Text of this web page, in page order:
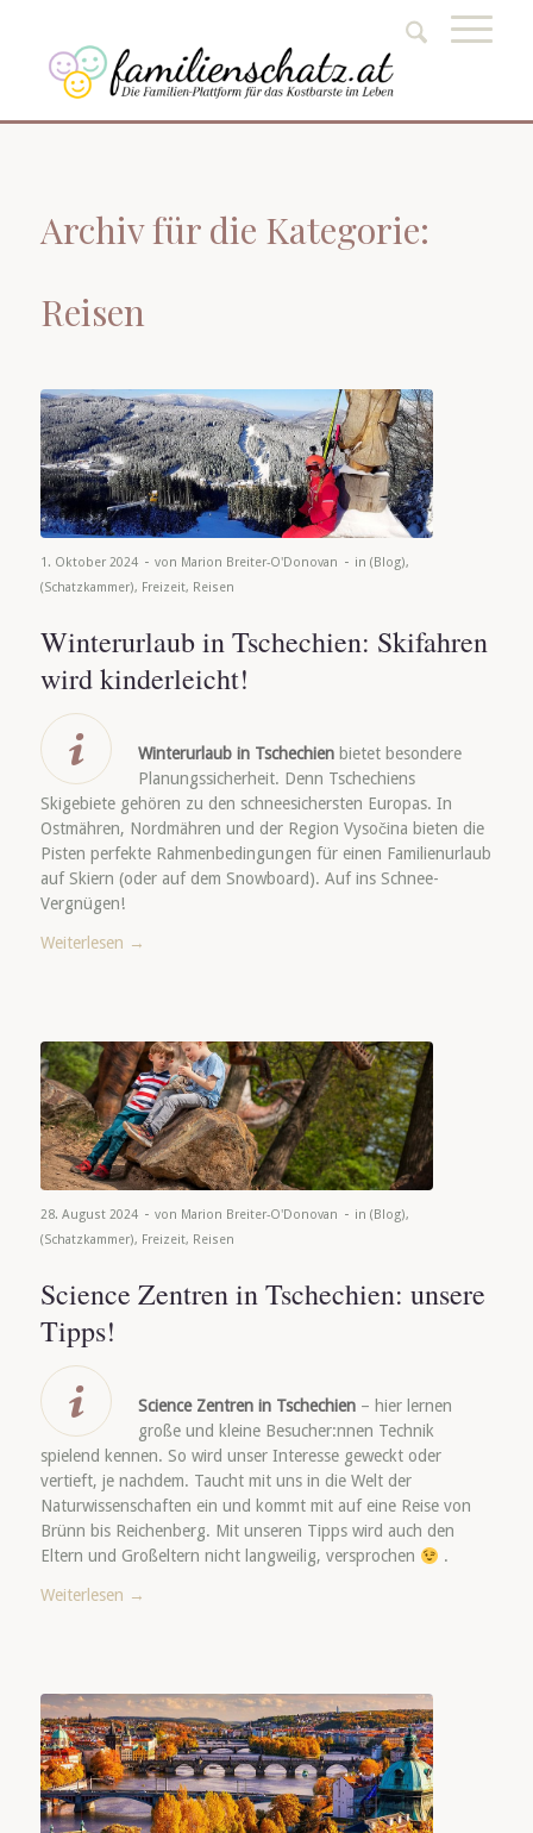
Archiv für die Kategorie:
Reisen
1. Oktober 2024 - von Marion Breiter-O'Donovan - in (Blog),
(Schatzkammer), Freizeit, Reisen
Winterurlaub in Tschechien: Skifahren
wird kinderleicht!
Winterurlaub in Tschechien bietet besondere
Planungssicherheit. Denn Tschechiens
Skigebiete gehören zu den schneesichersten Europas. In
Ostmähren, Nordmähren und der Region Vysočina bieten die
Pisten perfekte Rahmenbedingungen für einen Familienurlaub
auf Skiern (oder auf dem Snowboard). Auf ins Schnee-
Vergnügen!
Weiterlesen →
28. August 2024 - von Marion Breiter-O'Donovan - in (Blog),
(Schatzkammer), Freizeit, Reisen
Science Zentren in Tschechien: unsere
Tipps!
Science Zentren in Tschechien – hier lernen
große und kleine Besucher:nnen Technik
spielend kennen. So wird unser Interesse geweckt oder
vertieft, je nachdem. Taucht mit uns in die Welt der
Naturwissenschaften ein und kommt mit auf eine Reise von
Brünn bis Reichenberg. Mit unseren Tipps wird auch den
Eltern und Großeltern nicht langweilig, versprochen
.
Weiterlesen →